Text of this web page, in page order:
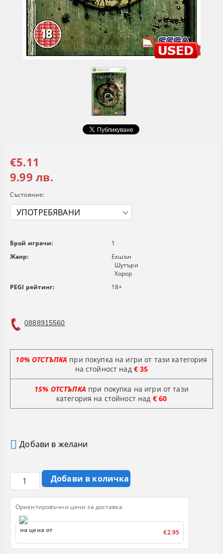
€5.11
9.99 лв.
Състояние:
Брой играчи:
1
Жанр:
Екшън
Шутъри
Хорор
PEGI рейтинг:
18+
0888915560
10% ОТСТЪПКА при покупка на игри от тази категория
на стойност над € 35
15% ОТСТЪПКА при покупка на игри от тази
категория на стойност над € 60
Добави в желани
Ориентировъчни цени за доставка
на цена от €2.95